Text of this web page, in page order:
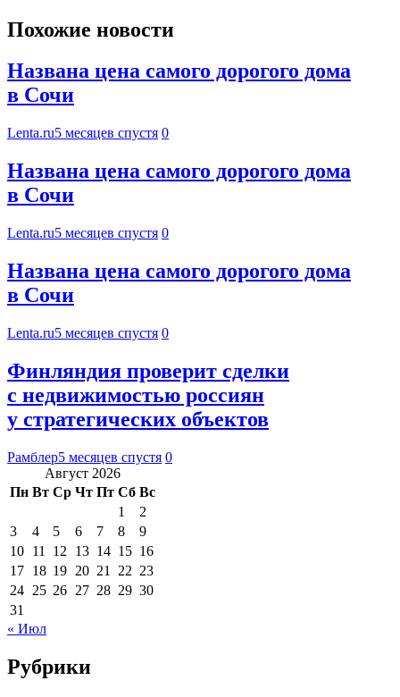
Похожие новости
Названа цена самого дорогого дома
в Сочи
Lenta.ru5 месяцев спустя 0
Названа цена самого дорогого дома
в Сочи
Lenta.ru5 месяцев спустя 0
Названа цена самого дорогого дома
в Сочи
Lenta.ru5 месяцев спустя 0
Финляндия проверит сделки
с недвижимостью россиян
у стратегических объектов
Рамблер5 месяцев спустя 0
Август 2026
Пн Вт Ср Чт Пт Сб Вс
1
2
3
4 5 6 7 8
9
10 11 12 13 14 15 16
17 18 19 20 21 22 23
24 25 26 27 28 29 30
31
« Июл
Рубрики